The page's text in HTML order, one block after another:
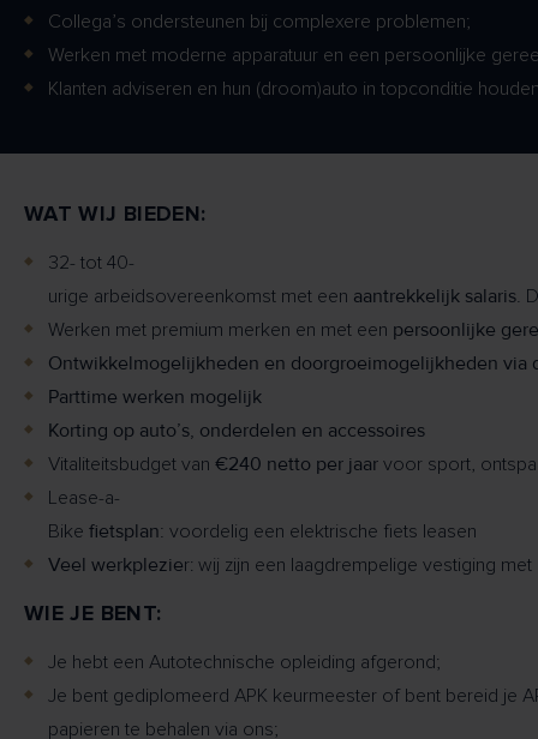
Collega’s ondersteunen bij complexere problemen;
Werken met moderne apparatuur en een persoonlijke
Klanten adviseren en hun (droom)auto in topconditie
WAT WIJ BIEDEN:
32- tot 40-
urige arbeidsovereenkomst met een aantrekkelijk salaris.
Werken met premium merken en met een persoonlijke
Ontwikkelmogelijkheden en doorgroeimogelijkheden via
Parttime werken mogelijk
Korting op auto’s, onderdelen en accessoires
Vitaliteitsbudget van €240 netto per jaar voor sport,
Lease-a-
Bike fietsplan: voordelig een elektrische fiets leasen
Veel werkplezier: wij zijn een laagdrempelige vestiging
WIE JE BENT:
Je hebt een Autotechnische opleiding afgerond;
Je bent gediplomeerd APK keurmeester of bent bereid je
papieren te behalen via ons;